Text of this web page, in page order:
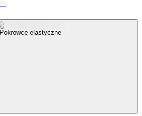
Pokrowce elastyczne